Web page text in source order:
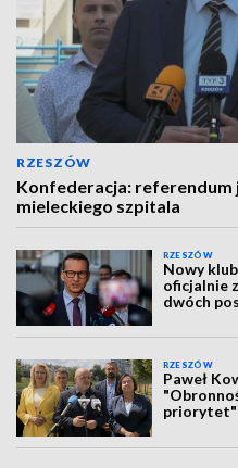
RZESZÓW
Konfederacja: referendum
mieleckiego szpitala
RZESZÓW
Nowy
oficjalnie
dwóch
RZESZÓW
Paweł
priorytet"